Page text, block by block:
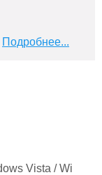
Подробнее...
Vista / Wi